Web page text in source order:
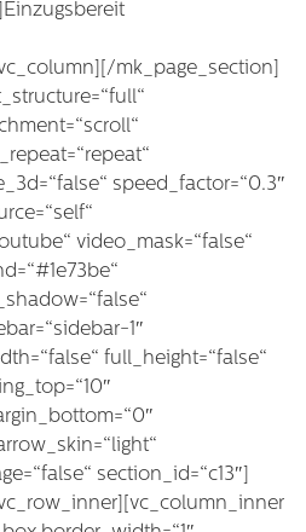
mk_page_section]
speed_factor=“0.3″
video_mask=“false“
1″
full_height=“false“
section_id=“c13″]